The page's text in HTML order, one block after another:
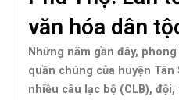
văn hóa dân
Những năm gần đây,
quần chúng của huyện
nhiều câu lạc bộ (CLB),